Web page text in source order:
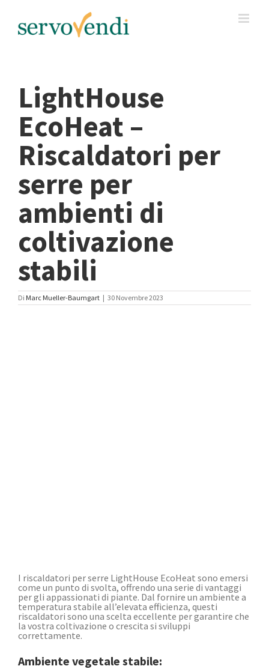
contenuto
LightHouse
EcoHeat –
Riscaldatori per
serre per
ambienti di
coltivazione
stabili
Di Marc Mueller-Baumgart | 30 Novembre 2023
I riscaldatori per serre LightHouse EcoHeat sono emersi
come un punto di svolta, offrendo una serie di vantaggi
per gli appassionati di piante. Dal fornire un ambiente a
temperatura stabile all’elevata efficienza, questi
riscaldatori sono una scelta eccellente per garantire che
la vostra coltivazione o crescita si sviluppi
correttamente.
Ambiente vegetale stabile: